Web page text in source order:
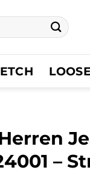
LOOSE
–